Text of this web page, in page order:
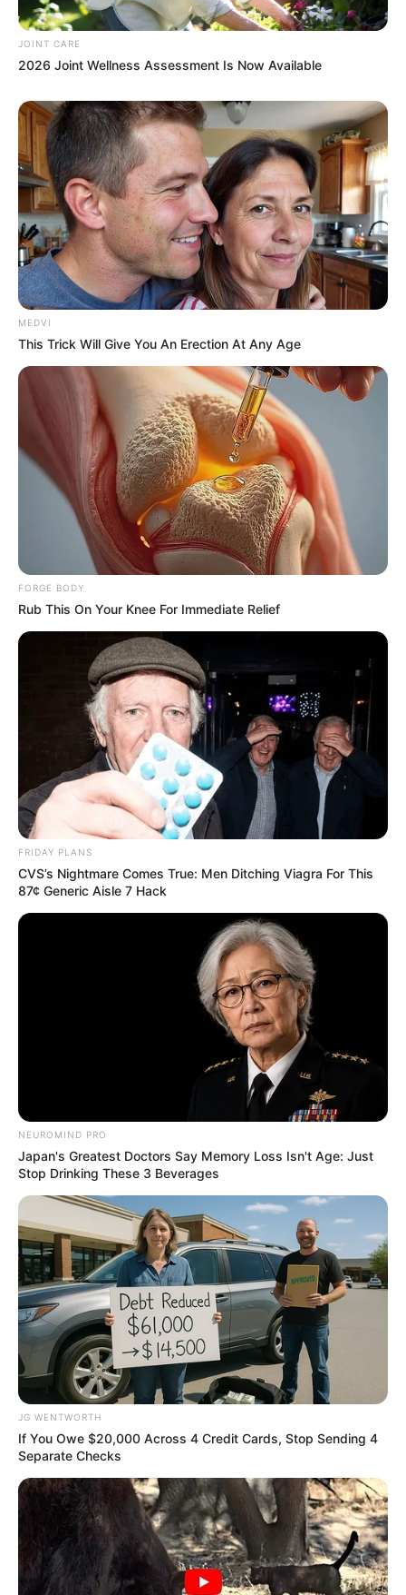
9 ก.ย. 2022
ดวงรายวัน 5 กันยายน 2565
5 ก.ย. 2022
ดวงรายวัน 4 กันยายน 2565
4 ก.ย. 2022
ดวงรายวัน 1 กันยายน 2565
1 ก.ย. 2022
ดวงรายวัน 30 สิงหาคม 2565
30 ส.ค. 2022
JOINT CARE
2026 Joint Wellness Assessment Is Now Available
MEDVI
This Trick Will Give You An Erection At Any Age
FORGE BODY
Rub This On Your Knee For Immediate Relief
FRIDAY PLANS
CVS’s Nightmare Comes True: Men Ditching Viagra For This
87¢ Generic Aisle 7 Hack
NEUROMIND PRO
Japan's Greatest Doctors Say Memory Loss Isn't Age: Just
Stop Drinking These 3 Beverages
JG WENTWORTH
If You Owe $20,000 Across 4 Credit Cards, Stop Sending 4
Separate Checks